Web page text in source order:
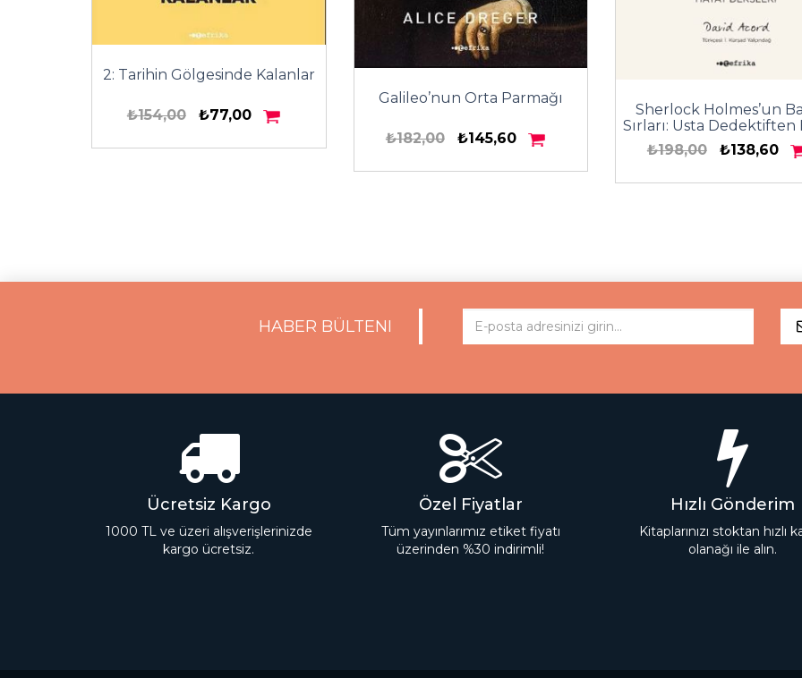
2: Tarihin Gölgesinde Kalanlar
₺154,00 ₺77,00
Galileo’nun Orta Parmağı
₺182,00 ₺145,60
Sherlock Holmes’un
Sırları: Usta Dedektiften
Dersleri
₺198,00 ₺138,60
HABER BÜLTENI
Ücretsiz Kargo
1000 TL ve üzeri alışverişlerinizde
kargo ücretsiz.
Özel Fiyatlar
Tüm yayınlarımız etiket fiyatı
üzerinden %30 indirimli!
Hızlı Gönderim
Kitaplarınızı stoktan hızlı
olanağı ile alın.